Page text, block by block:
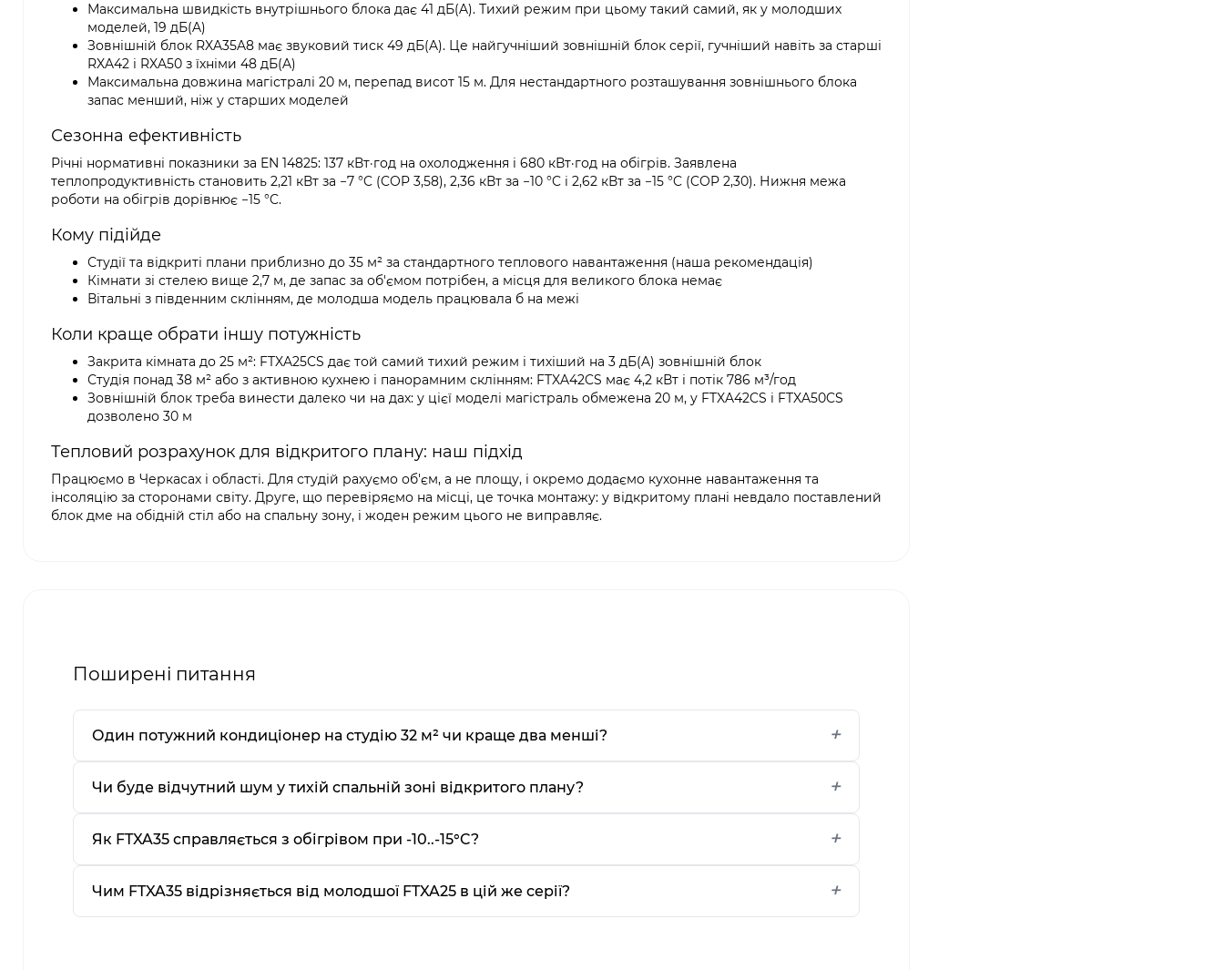
Максимальна швидкість внутрішнього блока дає 41 дБ(A). Тихий режим при цьому такий самий, як у молодших
моделей, 19 дБ(A)
Зовнішній блок RXA35A8 має звуковий тиск 49 дБ(A). Це найгучніший зовнішній блок серії, гучніший навіть за старші
RXA42 і RXA50 з їхніми 48 дБ(A)
Максимальна довжина магістралі 20 м, перепад висот 15 м. Для нестандартного розташування зовнішнього блока
запас менший, ніж у старших моделей
Сезонна ефективність
Річні нормативні показники за EN 14825: 137 кВт·год на охолодження і 680 кВт·год на обігрів. Заявлена
теплопродуктивність становить 2,21 кВт за −7 °C (COP 3,58), 2,36 кВт за −10 °C і 2,62 кВт за −15 °C (COP 2,30). Нижня межа
роботи на обігрів дорівнює −15 °C.
Кому підійде
Студії та відкриті плани приблизно до 35 м² за стандартного теплового навантаження (наша рекомендація)
Кімнати зі стелею вище 2,7 м, де запас за об'ємом потрібен, а місця для великого блока немає
Вітальні з південним склінням, де молодша модель працювала б на межі
Коли краще обрати іншу потужність
Закрита кімната до 25 м²: FTXA25CS дає той самий тихий режим і тихіший на 3 дБ(A) зовнішній блок
Студія понад 38 м² або з активною кухнею і панорамним склінням: FTXA42CS має 4,2 кВт і потік 786 м³/год
Зовнішній блок треба винести далеко чи на дах: у цієї моделі магістраль обмежена 20 м, у FTXA42CS і FTXA50CS
дозволено 30 м
Тепловий розрахунок для відкритого плану: наш підхід
Працюємо в Черкасах і області. Для студій рахуємо об'єм, а не площу, і окремо додаємо кухонне навантаження та
інсоляцію за сторонами світу. Друге, що перевіряємо на місці, це точка монтажу: у відкритому плані невдало поставлений
блок дме на обідній стіл або на спальну зону, і жоден режим цього не виправляє.
Поширені питання
Один потужний кондиціонер на студію 32 м² чи краще два менші?
Чи буде відчутний шум у тихій спальній зоні відкритого плану?
Як FTXA35 справляється з обігрівом при -10..-15°C?
Чим FTXA35 відрізняється від молодшої FTXA25 в цій же серії?